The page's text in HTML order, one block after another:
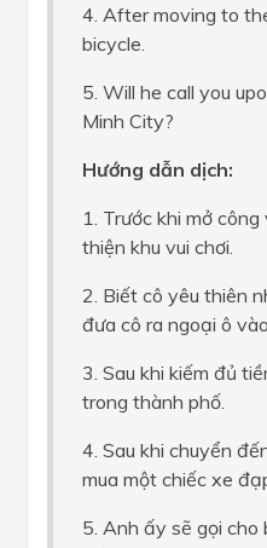
4. After moving to
bicycle.
5. Will he call you
Minh City?
Hướng dẫn dịch:
1. Trước khi mở
thiện khu vui chơi.
2. Biết cô yêu thiên
đưa cô ra ngoại ô
3. Sau khi kiếm đủ
trong thành phố.
4. Sau khi chuyển
mua một chiếc xe
5. Anh ấy sẽ gọi